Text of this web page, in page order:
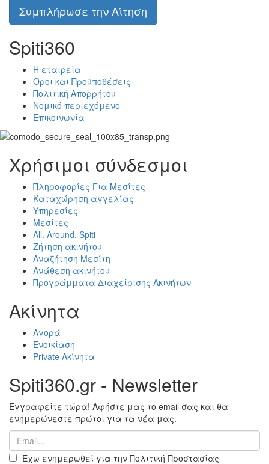
Συμπλήρωσε την Αίτηση
Spiti360
Η εταιρεία
Όροι και Προϋποθέσεις
Πολιτική Απορρήτου
Νομικό περιεχόμενο
Επικοινωνία
Χρήσιμοι σύνδεσμοι
Πληροφορίες Για Μεσίτες
Καταχώρηση αγγελίας
Υπηρεσίες
Μεσίτες
All. Around. Spiti
Ζήτηση ακινήτου
Αναζήτηση Μεσίτη
Ανάθεση ακινήτου
Προγράμματα Διαχείρισης Ακινήτων
Ακίνητα
Αγορά
Ενοικίαση
Private Ακίνητα
Spiti360.gr - Newsletter
Εγγραφείτε τώρα! Αφήστε μας το email σας και θα
ενημερώνεστε πρώτοι για τα νέα μας.
Έχω ενημερωθεί για την Πολιτική Προστασίας